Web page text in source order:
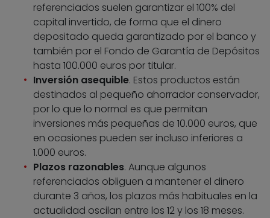
referenciados suelen garantizar el 100% del
capital invertido, de forma que el dinero
depositado queda garantizado por el banco y
también por el Fondo de Garantía de Depósitos
hasta 100.000 euros por titular.
Inversión asequible. Estos productos están
destinados al pequeño ahorrador conservador,
por lo que lo normal es que permitan
inversiones más pequeñas de 10.000 euros, que
en ocasiones pueden ser incluso inferiores a
1.000 euros.
Plazos razonables. Aunque algunos
referenciados obliguen a mantener el dinero
durante 3 años, los plazos más habituales en la
actualidad oscilan entre los 12 y los 18 meses.